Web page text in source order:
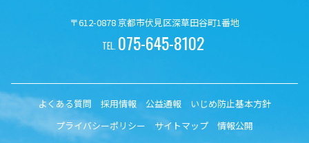
〒612-0878 京都市伏見区深草田谷町1番地
TEL. 075-645-8102
よくある質問 採用情報 公益通報
いじめ防止基本方針
プライバシーポリシー
サイトマップ 情報公開